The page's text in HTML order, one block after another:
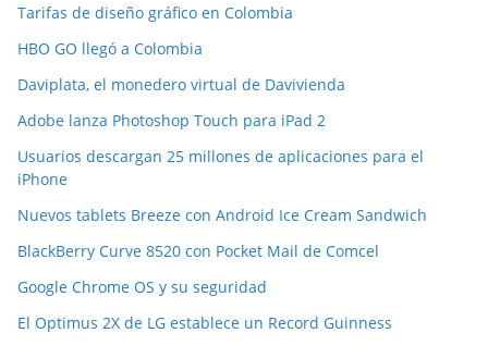
Tarifas de diseño gráfico en Colombia
HBO GO llegó a Colombia
Daviplata, el monedero virtual de Davivienda
Adobe lanza Photoshop Touch para iPad 2
Usuarios descargan 25 millones de aplicaciones para el
iPhone
Nuevos tablets Breeze con Android Ice Cream Sandwich
BlackBerry Curve 8520 con Pocket Mail de Comcel
Google Chrome OS y su seguridad
El Optimus 2X de LG establece un Record Guinness